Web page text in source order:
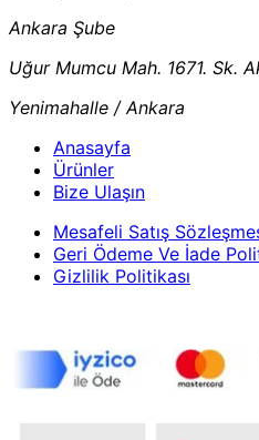
Ankara Şube
Uğur Mumcu Mah. 1671. Sk.
Yenimahalle / Ankara
Anasayfa
Ürünler
Bize Ulaşın
Mesafeli Satış
Geri Ödeme Ve İade
Gizlilik Politikası